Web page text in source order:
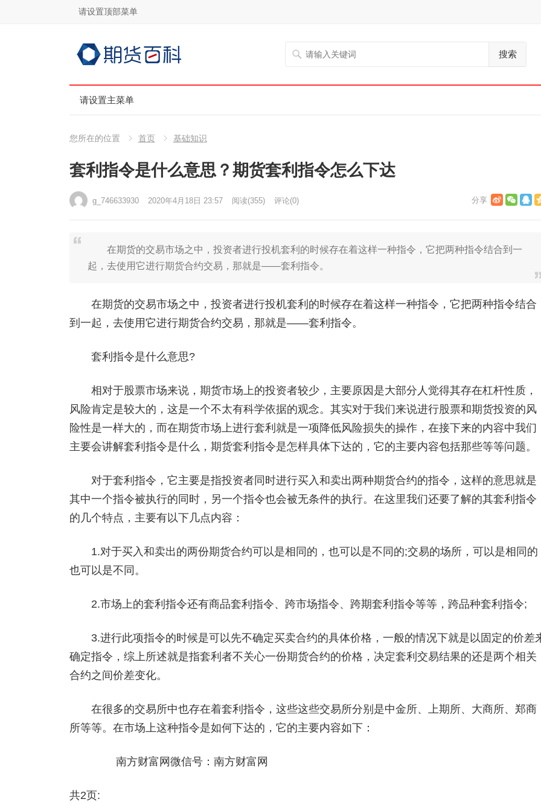
请设置顶部菜单
搜索
请设置主菜单
您所在的位置 首页 基础知识
套利指令是什么意思？期货套利指令怎么下达
g_746633930 2020年4月18日 23:57 阅读(355) 评论(0)
在期货的交易市场之中，投资者进行投机套利的时候存在着这样一种指令，它把两种指令结合到一
起，去使用它进行期货合约交易，那就是——套利指令。
在期货的交易市场之中，投资者进行投机套利的时候存在着这样一种指令，它把两种指令结合
到一起，去使用它进行期货合约交易，那就是——套利指令。
套利指令是什么意思?
相对于股票市场来说，期货市场上的投资者较少，主要原因是大部分人觉得其存在杠杆性质，
风险肯定是较大的，这是一个不太有科学依据的观念。其实对于我们来说进行股票和期货投资的风
险性是一样大的，而在期货市场上进行套利就是一项降低风险损失的操作，在接下来的内容中我们
主要会讲解套利指令是什么，期货套利指令是怎样具体下达的，它的主要内容包括那些等等问题。
对于套利指令，它主要是指投资者同时进行买入和卖出两种期货合约的指令，这样的意思就是
其中一个指令被执行的同时，另一个指令也会被无条件的执行。在这里我们还要了解的其套利指令
的几个特点，主要有以下几点内容：
1.对于买入和卖出的两份期货合约可以是相同的，也可以是不同的;交易的场所，可以是相同的
也可以是不同。
2.市场上的套利指令还有商品套利指令、跨市场指令、跨期套利指令等等，跨品种套利指令;
3.进行此项指令的时候是可以先不确定买卖合约的具体价格，一般的情况下就是以固定的价差
确定指令，综上所述就是指套利者不关心一份期货合约的价格，决定套利交易结果的还是两个相关
合约之间价差变化。
在很多的交易所中也存在着套利指令，这些这些交易所分别是中金所、上期所、大商所、郑商
所等等。在市场上这种指令是如何下达的，它的主要内容如下：
南方财富网微信号：南方财富网
共2页: